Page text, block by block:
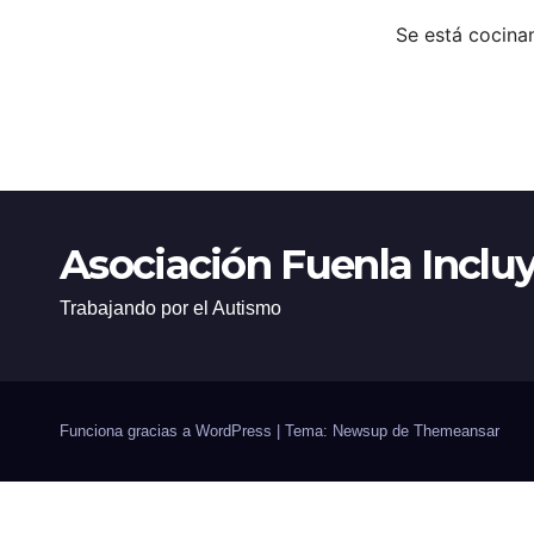
Se está
Asociación Fuenla
Trabajando por el Autismo
Funciona gracias a WordPress Tema: Newsup de Themeansar